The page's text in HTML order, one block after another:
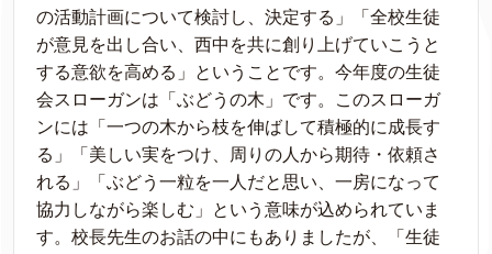
の活動計画について検討し、決定する」「全校生徒
が意見を出し合い、西中を共に創り上げていこうと
する意欲を高める」ということです。今年度の生徒
会スローガンは「ぶどうの木」です。このスローガ
ンには「一つの木から枝を伸ばして積極的に成長す
る」「美しい実をつけ、周りの人から期待・依頼さ
れる」「ぶどう一粒を一人だと思い、一房になって
協力しながら楽しむ」という意味が込められていま
す。校長先生のお話の中にもありましたが、「生徒